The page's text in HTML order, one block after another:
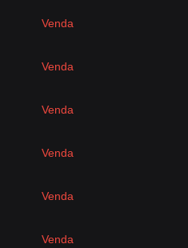
Venda
Venda
Venda
Venda
Venda
Venda